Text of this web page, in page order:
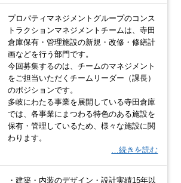
プロパティマネジメントグループのコンス
トラクションマネジメントチームは、寺田
倉庫保有・管理施設の新規・改修・修繕計
画などを行う部門です。
今回募集するのは、チームのマネジメント
をご担当いただくチームリーダー（課長）
のポジションです。
多岐にわたる事業を展開している寺田倉庫
では、各事業にまつわる特色のある施設を
保有・管理しているため、様々な施設に関
わります。
…続きを読む
・建築・内装のデザイン・設計実績15年以